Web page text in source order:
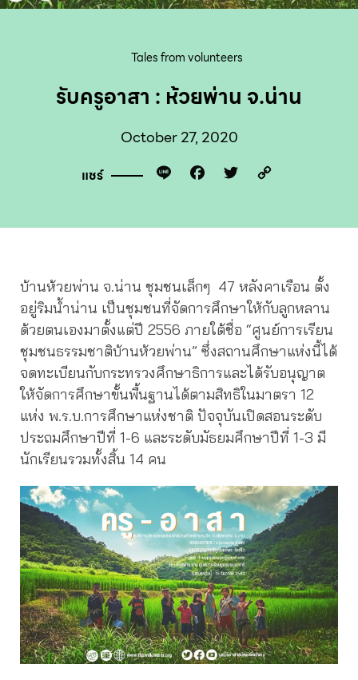
Tales from volunteers
รับครูอาสา : ห้วยพ่าน จ.น่าน
October 27, 2020
แชร์ Line Facebook
Twitter
บ้านห้วยพ่าน จ.น่าน ชุมชนเล็กๆ 47 หลังคาเรือน ตั้ง
อยู่ริมน้ำน่าน เป็นชุมชนที่จัดการศึกษาให้กับลูกหลาน
ด้วยตนเองมาตั้งแต่ปี 2556 ภายใต้ชื่อ “ศูนย์การเรียน
ชุมชนธรรมชาติบ้านห้วยพ่าน” ซึ่งสถานศึกษาแห่งนี้ได้
จดทะเบียนกับกระทรวงศึกษาธิการและได้รับอนุญาต
ให้จัดการศึกษาขั้นพื้นฐานได้ตามสิทธิในมาตรา 12
แห่ง พ.ร.บ.การศึกษาแห่งชาติ ปัจจุบันเปิดสอนระดับ
ประถมศึกษาปีที่ 1-6 และระดับมัธยมศึกษาปีที่ 1-3 มี
นักเรียนรวมทั้งสิ้น 14 คน